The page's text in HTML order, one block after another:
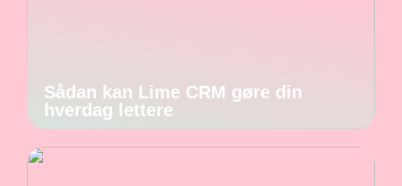
Sådan kan Lime CRM gøre din
hverdag lettere